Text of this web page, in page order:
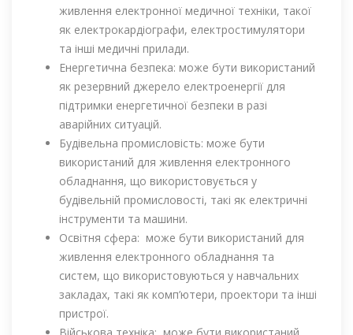
живлення електронної медичної техніки, такої
як електрокардіографи, електростимулятори
та інші медичні прилади.
Енергетична безпека: може бути використаний
як резервний джерело електроенергії для
підтримки енергетичної безпеки в разі
аварійних ситуацій.
Будівельна промисловість: може бути
використаний для живлення електронного
обладнання, що використовується у
будівельній промисловості, такі як електричні
інструменти та машини.
Освітня сфера: може бути використаний для
живлення електронного обладнання та
систем, що використовуються у навчальних
закладах, такі як комп’ютери, проектори та інші
пристрої.